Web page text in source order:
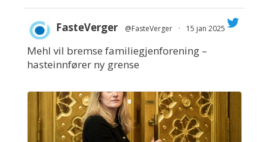
;
FasteVerger @FasteVerger · 15 jan 2025
Mehl vil bremse familiegjenforening –
hasteinnfører ny grense